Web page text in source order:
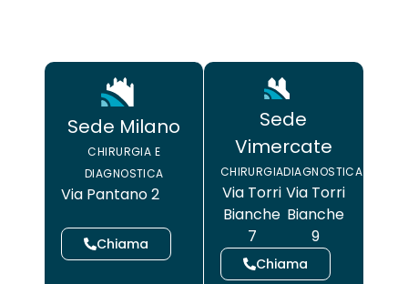
Sede Milano
CHIRURGIA E
DIAGNOSTICA
Via Pantano 2
Chiama
Sede
Vimercate
CHIRURGIA
Via Torri
Bianche
7
DIAGNOSTICA
Via Torri
Bianche
9
Chiama